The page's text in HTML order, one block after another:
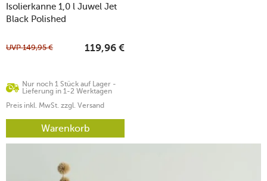
Isolierkanne 1,0 l Juwel Jet
Black Polished
Nur noch 1 Stück auf Lager -
Lieferung in 1-2 Werktagen
UVP149,95 € 119,96 €
Preis inkl. MwSt. zzgl. Versand
Warenkorb